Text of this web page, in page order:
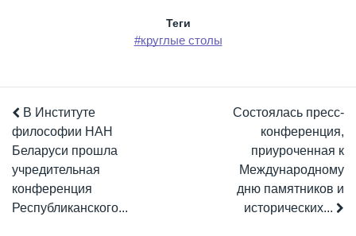
Теги
#круглые столы
В Институте
философии НАН
Беларуси прошла
учредительная
конференция
Республиканского...
Состоялась пресс-
конференция,
приуроченная к
Международному
дню памятников и
исторических...